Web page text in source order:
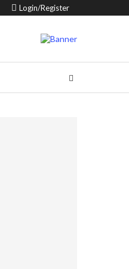
Login/Register